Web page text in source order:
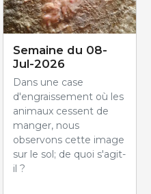
Semaine du 08-
Jul-2026
Dans une case
d'engraissement où les
animaux cessent de
manger, nous
observons cette image
sur le sol; de quoi s'agit-
il ?